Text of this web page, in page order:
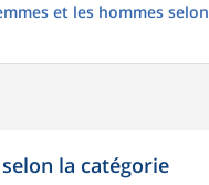
et les hommes selon
la catégorie